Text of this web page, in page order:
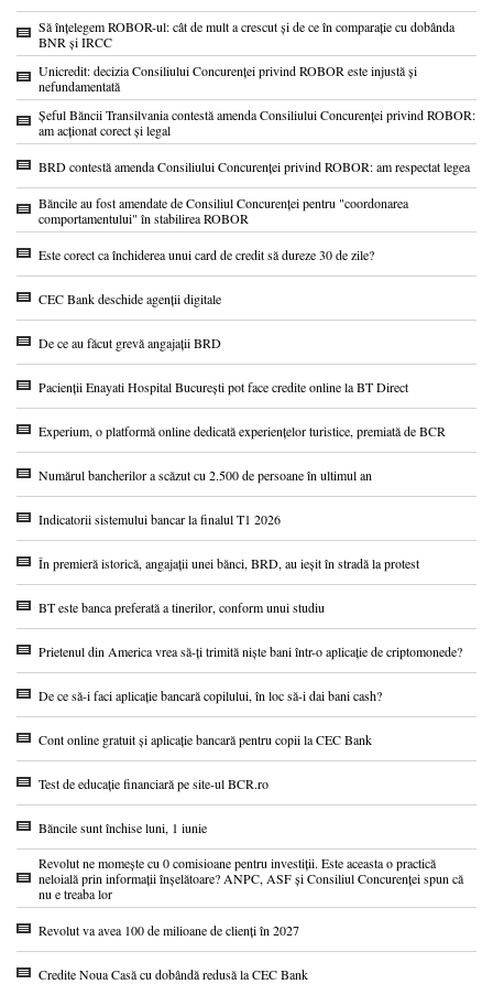
Să înțelegem ROBOR-ul: cât de mult a crescut și de ce în comparație cu dobânda
BNR și IRCC
Unicredit: decizia Consiliului Concurenței privind ROBOR este injustă și
nefundamentată
Șeful Băncii Transilvania contestă amenda Consiliului Concurenței privind ROBOR:
am acționat corect și legal
BRD contestă amenda Consiliului Concurenței privind ROBOR: am respectat legea
Băncile au fost amendate de Consiliul Concurenței pentru "coordonarea
comportamentului" în stabilirea ROBOR
Este corect ca închiderea unui card de credit să dureze 30 de zile?
CEC Bank deschide agenții digitale
De ce au făcut grevă angajații BRD
Pacienții Enayati Hospital București pot face credite online la BT Direct
Experium, o platformă online dedicată experiențelor turistice, premiată de BCR
Numărul bancherilor a scăzut cu 2.500 de persoane în ultimul an
Indicatorii sistemului bancar la finalul T1 2026
În premieră istorică, angajații unei bănci, BRD, au ieșit în stradă la protest
BT este banca preferată a tinerilor, conform unui studiu
Prietenul din America vrea să-ți trimită niște bani într-o aplicație de criptomonede?
De ce să-i faci aplicație bancară copilului, în loc să-i dai bani cash?
Cont online gratuit și aplicație bancară pentru copii la CEC Bank
Test de educație financiară pe site-ul BCR.ro
Băncile sunt închise luni, 1 iunie
Revolut ne momește cu 0 comisioane pentru investiții. Este aceasta o practică
neloială prin informații înșelătoare? ANPC, ASF și Consiliul Concurenței spun că
nu e treaba lor
Revolut va avea 100 de milioane de clienți în 2027
Credite Noua Casă cu dobândă redusă la CEC Bank